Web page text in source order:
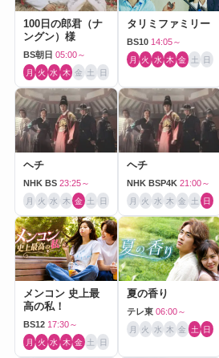
100日の郎君（ナ
ングン）様
BS朝日 05:00～
月 火 水 木 金 土 日
タリミファミリー
BS10 14:05～
月 火 水 木 金 土 日
ヘチ
NHK BS 23:25～
月 火 水 木 金 土 日
ヘチ
NHK BSP4K 21:00～
月 火 水 木 金 土 日
メンコン 史上最
高の私！
BS12 17:30～
月 火 水 木 金 土 日
夏の香り
テレ東 06:00～
月 火 水 木 金 土 日